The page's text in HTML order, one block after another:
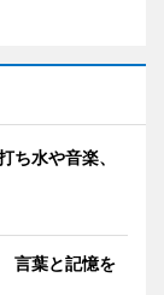
水や音楽、
言葉と記憶を